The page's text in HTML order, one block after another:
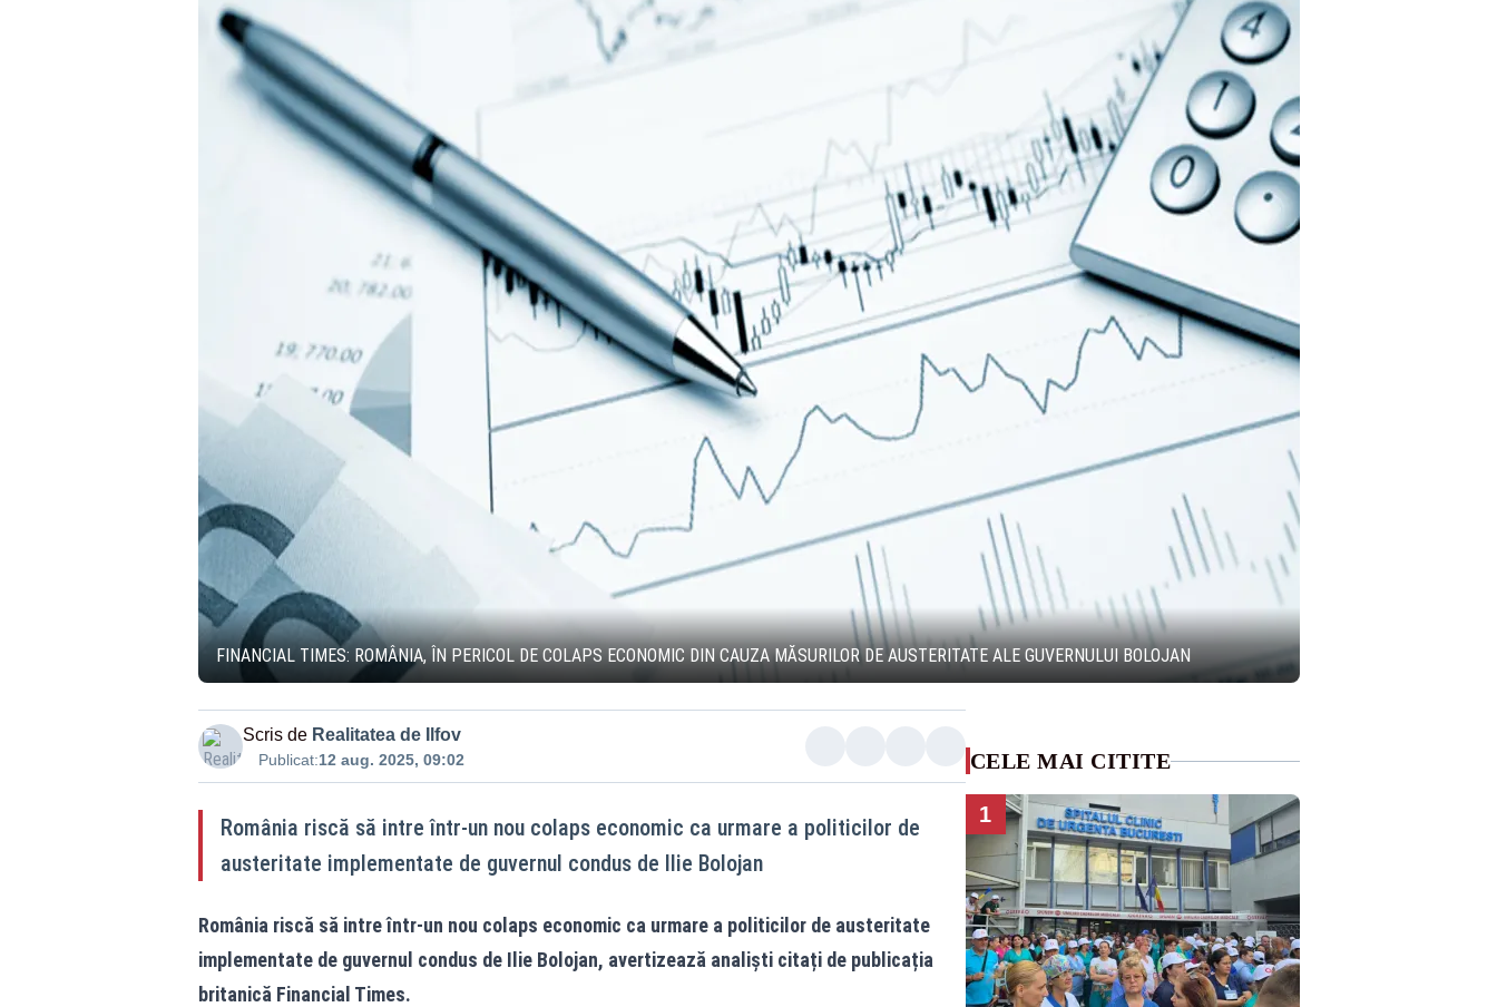
FINANCIAL TIMES: ROMÂNIA, ÎN PERICOL DE COLAPS ECONOMIC DIN CAUZA MĂSURILOR DE AUSTERITATE ALE GUVERNULUI BOLOJAN
Scris de Realitatea de Ilfov
Publicat:12 aug. 2025, 09:02
România riscă să intre într-un nou colaps economic ca urmare a politicilor de
austeritate implementate de guvernul condus de Ilie Bolojan
România riscă să intre într-un nou colaps economic ca urmare a politicilor de austeritate
implementate de guvernul condus de Ilie Bolojan, avertizează analiști citați de publicația
britanică Financial Times.
CELE MAI CITITE
1